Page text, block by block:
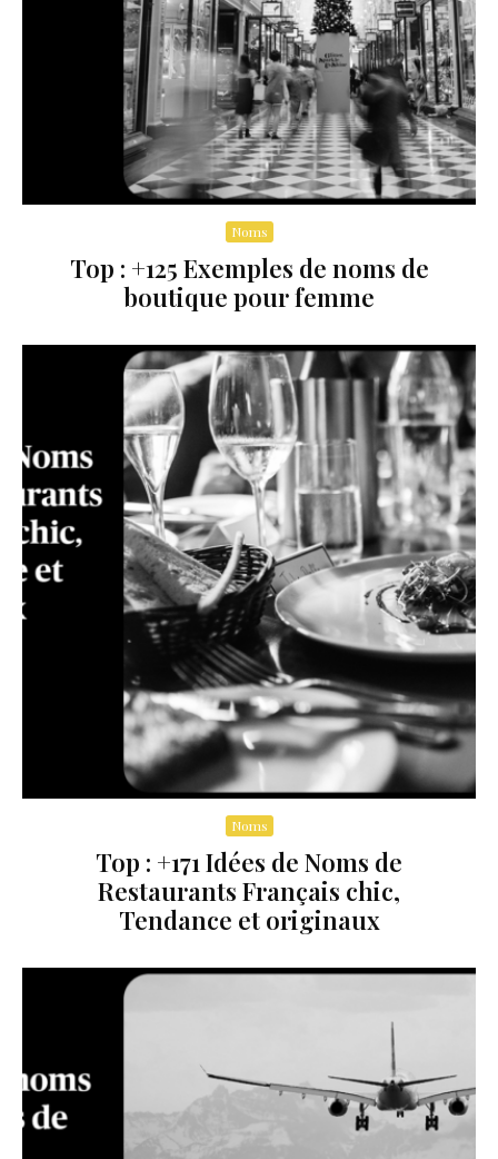
Noms
Top : +125 Exemples de noms de
boutique pour femme
Noms
Top : +171 Idées de Noms de
Restaurants Français chic,
Tendance et originaux